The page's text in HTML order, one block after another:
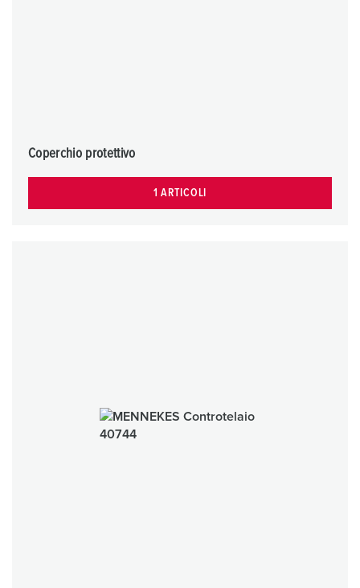
Coperchio protettivo
1 ARTICOLI